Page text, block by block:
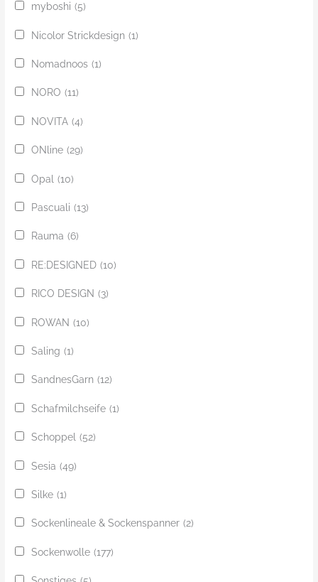
myboshi (5)
Nicolor Strickdesign (1)
Nomadnoos (1)
NORO (11)
NOVITA (4)
ONline (29)
Opal (10)
Pascuali (13)
Rauma (6)
RE:DESIGNED (10)
RICO DESIGN (3)
ROWAN (10)
Saling (1)
SandnesGarn (12)
Schafmilchseife (1)
Schoppel (52)
Sesia (49)
Silke (1)
Sockenlineale & Sockenspanner (2)
Sockenwolle (177)